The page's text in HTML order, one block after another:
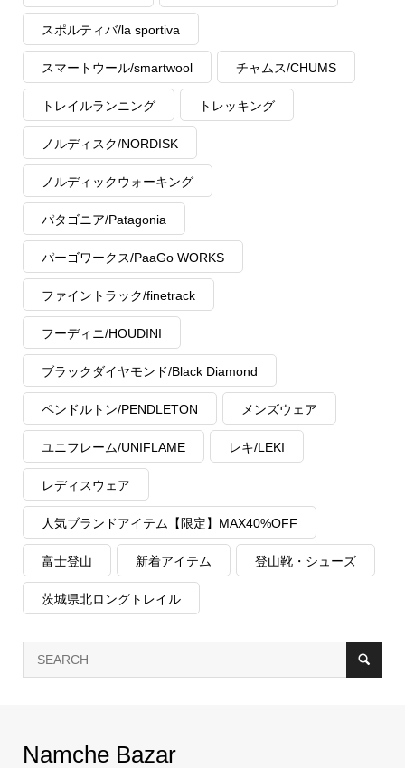
スポルティバ/la sportiva
スマートウール/smartwool チャムス/CHUMS
トレイルランニング トレッキング
ノルディスク/NORDISK
ノルディックウォーキング
パタゴニア/Patagonia
パーゴワークス/PaaGo WORKS
ファイントラック/finetrack
フーディニ/HOUDINI
ブラックダイヤモンド/Black Diamond
ペンドルトン/PENDLETON メンズウェア
ユニフレーム/UNIFLAME レキ/LEKI
レディスウェア
人気ブランドアイテム【限定】MAX40%OFF
富士登山 新着アイテム 登山靴・シューズ
茨城県北ロングトレイル
Namche Bazar